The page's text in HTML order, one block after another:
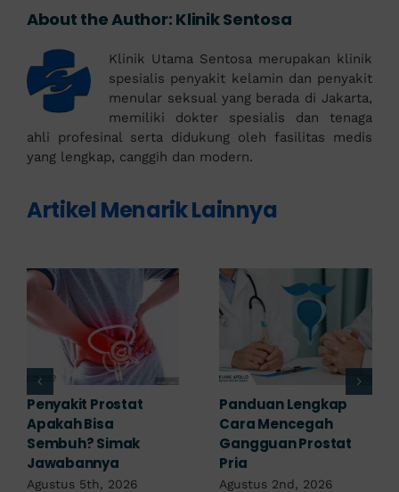
About the Author: Klinik Sentosa
Klinik Utama Sentosa merupakan klinik
spesialis penyakit kelamin dan penyakit
menular seksual yang berada di Jakarta,
memiliki dokter spesialis dan tenaga
ahli profesinal serta didukung oleh fasilitas medis
yang lengkap, canggih dan modern.
Artikel Menarik Lainnya
Prostat
Bisa
Simak
5th, 2026
Panduan Lengkap
Cara Mencegah
Gangguan Prostat
Agustus 2nd, 2026